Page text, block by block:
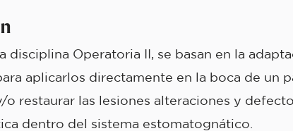
disciplina Operatoria II, se basan en la
aplicarlos directamente en la boca de un
o restaurar las lesiones alteraciones y
dentro del sistema estomatognático.